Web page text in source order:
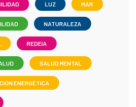
LUZ MAR
NATURALEZA
REDEIA
SALUD MENTAL
ENERGÉTICA